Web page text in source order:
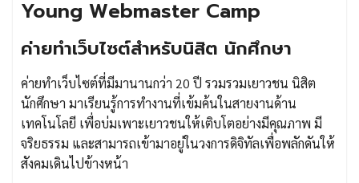
Young Webmaster Camp
ค่ายทำเว็บไซต์สำหรับนิสิต นักศึกษา
ค่ายทำเว็บไซต์ที่มีมานานกว่า 20 ปี รวมรวมเยาวชน นิสิต
นักศึกษา มาเรียนรู้การทำงานที่เข้มค้นในสายงานด้าน
เทคโนโลยี เพื่อบ่มเพาะเยาวชนให้เติบโตอย่างมีคุณภาพ มี
จริยธรรม และสามารถเข้ามาอยู่ในวงการดิจิทัลเพื่อพลักดันให้
สังคมเดินไปข้างหน้า